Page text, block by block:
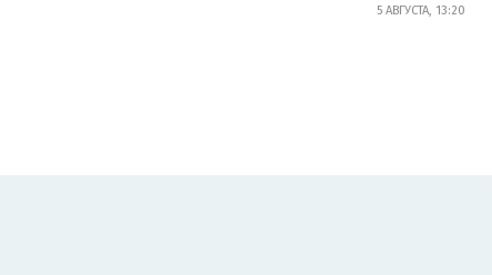
5 АВГУСТА, 13:20